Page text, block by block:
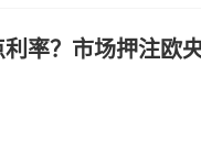
率？市场押注欧